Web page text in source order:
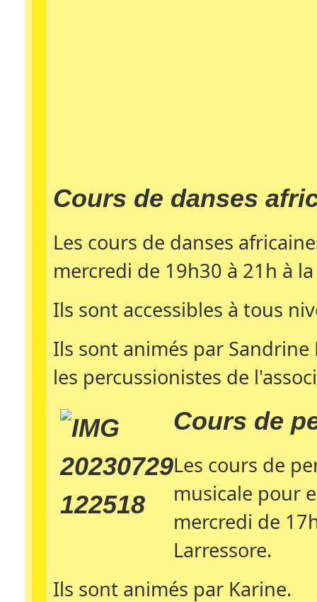
Cours de danses
Les cours de danses
mercredi de 19h30 à 21h à
Ils sont accessibles à tous
Ils sont animés par
les percussionistes de
Cours de
Les cours de
musicale pour
mercredi de
Larressore.
Ils sont animés par Karine.